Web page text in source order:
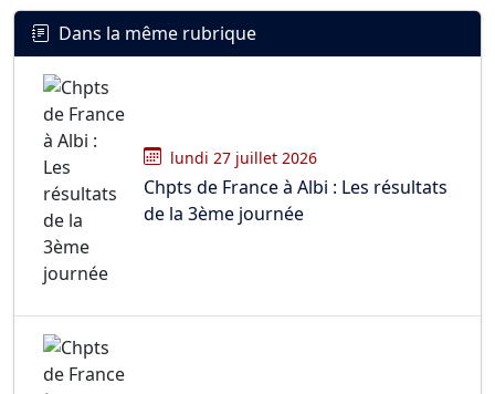
Dans la même rubrique
lundi 27 juillet 2026
Chpts de France à Albi : Les résultats
de la 3ème journée